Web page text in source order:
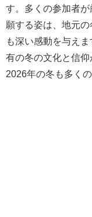
す。多くの参加者
願する姿は、地元
も深い感動を与え
有の冬の文化と信仰
2026年の冬も多く